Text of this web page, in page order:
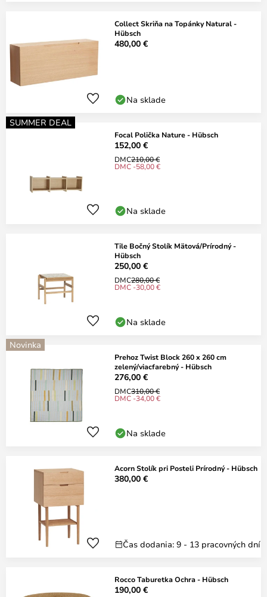
Collect Skriňa na Topánky Natural -
Hübsch
480,00 €
Na sklade
SUMMER DEAL
Focal Polička Nature - Hübsch
152,00 €
DMC210,00 €
DMC -58,00 €
Na sklade
Tile Bočný Stolík Mätová/Prírodný -
Hübsch
250,00 €
DMC280,00 €
DMC -30,00 €
Na sklade
Novinka
Prehoz Twist Block 260 x 260 cm
zelený/viacfarebný - Hübsch
276,00 €
DMC310,00 €
DMC -34,00 €
Na sklade
Acorn Stolík pri Posteli Prírodný - Hübsch
380,00 €
Čas dodania: 9 - 13 pracovných dní
Rocco Taburetka Ochra - Hübsch
190,00 €